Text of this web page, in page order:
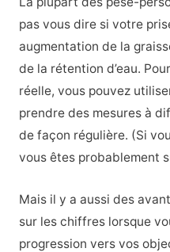
pas vous dire si votre
augmentation de la
de la rétention d’eau.
réelle, vous pouvez
prendre des mesures à
de façon régulière. (Si
vous êtes probablement
Mais il y a aussi des
sur les chiffres lorsque
progression vers vos